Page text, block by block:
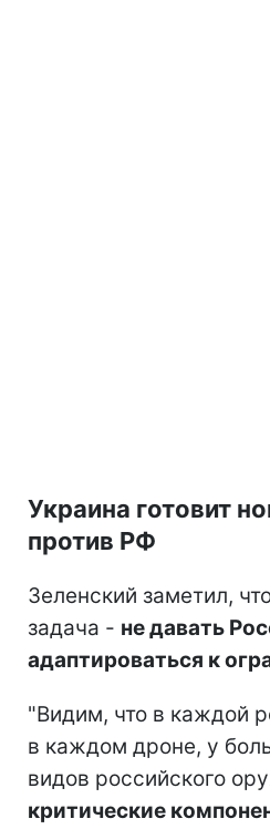
Украина готовит
против РФ
Зеленский заметил,
задача - не давать
адаптироваться к
"Видим, что в каждой
в каждом дроне, у
видов российского
критические